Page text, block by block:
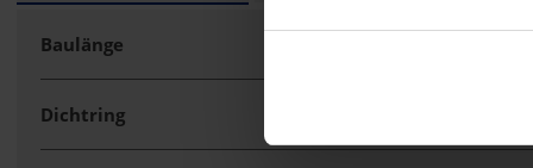
Baulänge
Dichtring